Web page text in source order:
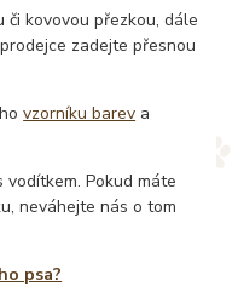
kovovou přezkou, dále
zadejte přesnou
vzorníku barev a
Pokud máte
neváhejte nás o tom
psa?